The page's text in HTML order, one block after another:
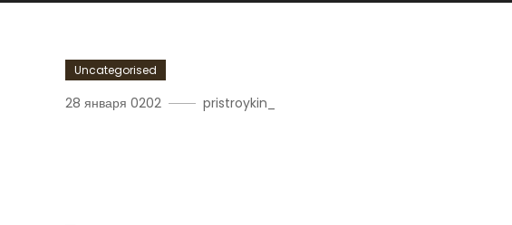
Uncategorised
28 января 0202 pristroykin_